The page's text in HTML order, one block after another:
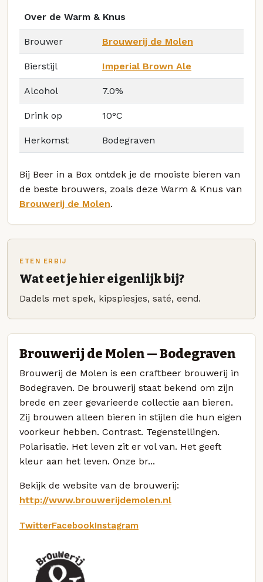
Over de Warm & Knus
Brouwer Brouwerij de Molen
Bierstijl Imperial Brown Ale
Alcohol 7.0%
Drink op 10°C
Herkomst Bodegraven
Bij Beer in a Box ontdek je de mooiste bieren van
de beste brouwers, zoals deze Warm & Knus van
Brouwerij de Molen.
ETEN ERBIJ
Wat eet je hier eigenlijk bij?
Dadels met spek, kipspiesjes, saté, eend.
Brouwerij de Molen — Bodegraven
Brouwerij de Molen is een craftbeer brouwerij in
Bodegraven. De brouwerij staat bekend om zijn
brede en zeer gevarieerde collectie aan bieren.
Zij brouwen alleen bieren in stijlen die hun eigen
voorkeur hebben. Contrast. Tegenstellingen.
Polarisatie. Het leven zit er vol van. Het geeft
kleur aan het leven. Onze br...
Bekijk de website van de brouwerij:
http://www.brouwerijdemolen.nl
TwitterFacebookInstagram